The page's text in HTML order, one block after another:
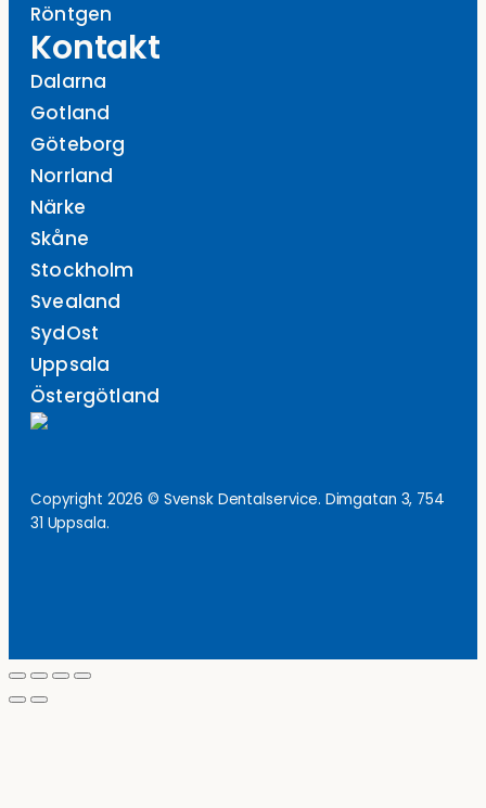
Röntgen
Kontakt
Dalarna
Gotland
Göteborg
Norrland
Närke
Skåne
Stockholm
Svealand
SydOst
Uppsala
Östergötland
Copyright 2026 © Svensk Dentalservice. Dimgatan 3, 754
31 Uppsala.